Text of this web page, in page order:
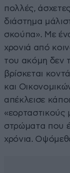
πολλές,
διάστημα
σκούπα». Με
χρονιά από
του ακόμη δεν
βρίσκεται
και
απέκλεισε
«εορταστικούς
στρώματα που
χρόνια.